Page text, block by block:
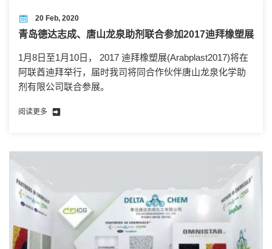
20 Feb, 2020
青岛德达志成、唐山龙泉助剂联合参加2017迪拜橡塑展
1月8日至1月10日， 2017 迪拜橡塑展(Arabplast2017)将在
阿联酋迪拜举行，届时我司将同合作伙伴唐山龙泉化学助
剂有限公司联合参展。
阅读更多